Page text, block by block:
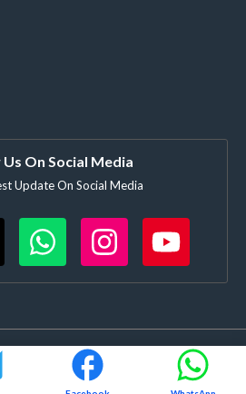
On Social Media
Update On Social Media
• All rights reserved • Created by-
Mo. 8378908271